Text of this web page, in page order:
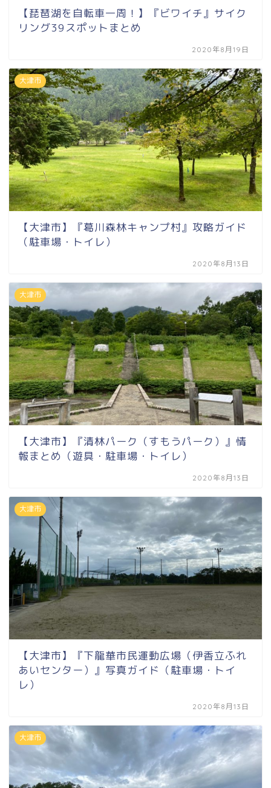
【琵琶湖を自転車一周！】『ビワイチ』サイク
リング39スポットまとめ
2020年8月19日
大津市
【大津市】『葛川森林キャンプ村』攻略ガイド
（駐車場・トイレ）
2020年8月13日
大津市
【大津市】『清林パーク（すもうパーク）』情
報まとめ（遊具・駐車場・トイレ）
2020年8月13日
大津市
【大津市】『下龍華市民運動広場（伊香立ふれ
あいセンター）』写真ガイド（駐車場・トイ
レ）
2020年8月13日
大津市